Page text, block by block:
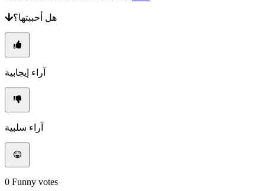
داخل
اللعبة
أخبار
إرشاد
المنتديات
هل أحببتها؟
آراء إيجابية
آراء سلبية
0 Funny votes